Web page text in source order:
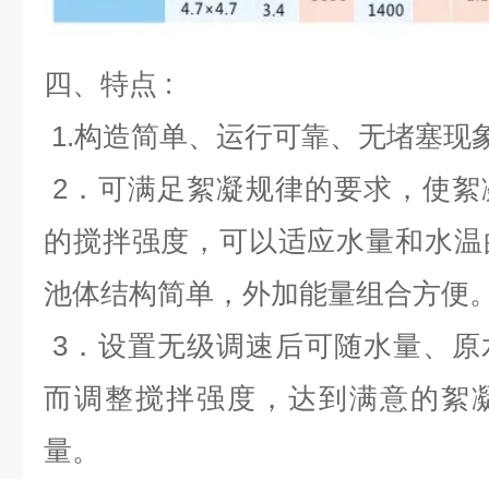
四、 特点 :
1.构造简单、运行可靠、无堵塞现
2 ．可满足絮凝规律的要求，使
的搅拌强度，可以适应水量和水
池体结构简单，外加能量组合方便
3 ．设置无级调速后可随水量、
而调整搅拌强度，达到满意的絮
量。